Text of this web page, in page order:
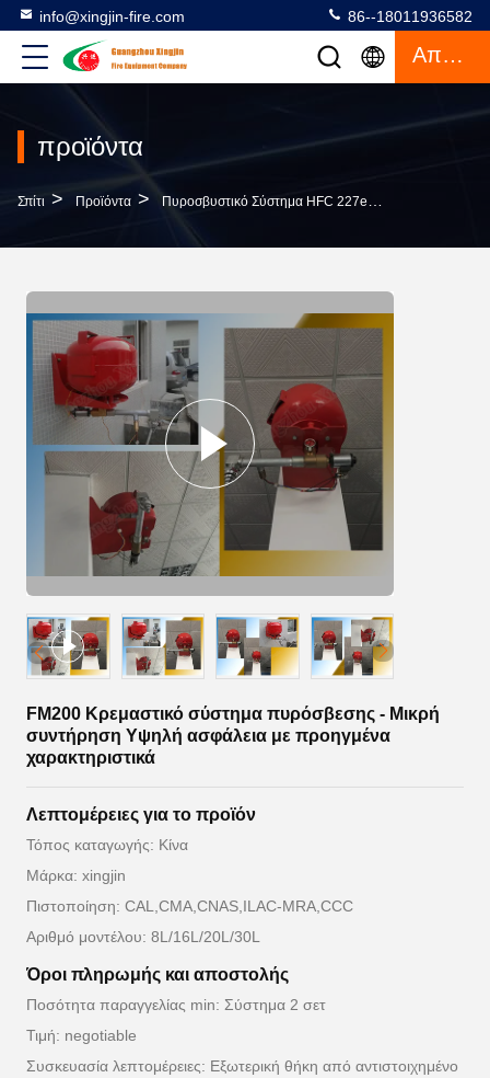
info@xingjin-fire.com 86--18011936582
Απόσπασμα
προϊόντα
Σπίτι > Προϊόντα > Πυροσβυστικό Σύστημα HFC 227ea
FM200 Κρεμαστικό σύστημα πυρόσβεσης - Μικρή
συντήρηση Υψηλή ασφάλεια με προηγμένα
χαρακτηριστικά
Λεπτομέρειες για το προϊόν
Τόπος καταγωγής: Κίνα
Μάρκα: xingjin
Πιστοποίηση: CAL,CMA,CNAS,ILAC-MRA,CCC
Αριθμό μοντέλου: 8L/16L/20L/30L
Όροι πληρωμής και αποστολής
Ποσότητα παραγγελίας min: Σύστημα 2 σετ
Τιμή: negotiable
Συσκευασία λεπτομέρειες: Εξωτερική θήκη από αντιστοιχημένο